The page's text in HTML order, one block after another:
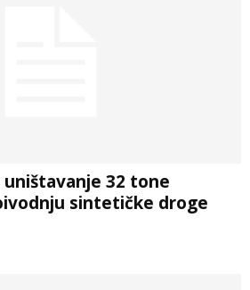
uništavanje 32 tone
sintetičke droge